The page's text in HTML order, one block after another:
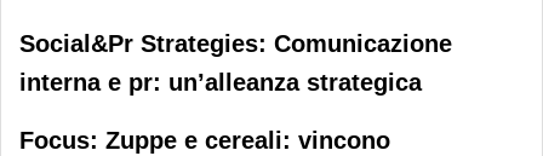
Social&Pr Strategies: Comunicazione
interna e pr: un’alleanza strategica
Focus: Zuppe e cereali: vincono